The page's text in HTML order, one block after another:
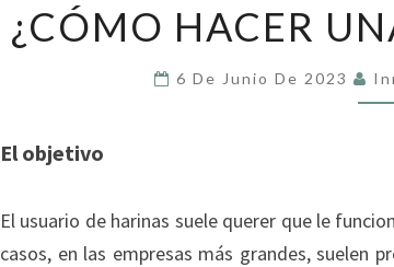
¿CÓMO HACER
6 De Junio De 2023
El objetivo
El usuario de harinas suele querer que le
casos, en las empresas más grandes, suelen